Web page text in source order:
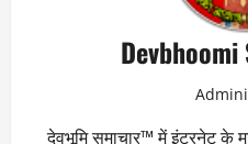
देवभूमि समाचार™ में इंटरनेट के